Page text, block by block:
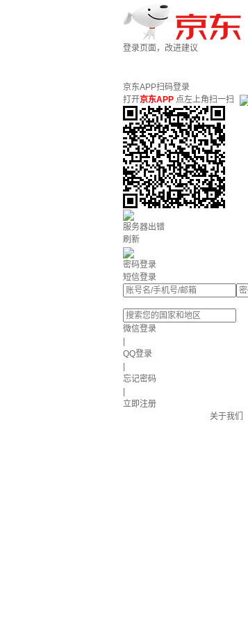
登录页面，改进建议
京东APP扫码登录
打开京东APP 点左上角扫一扫
服务器出错
刷新
密码登录
短信登录
微信登录
QQ登录
忘记密码
立即注册
关于我们